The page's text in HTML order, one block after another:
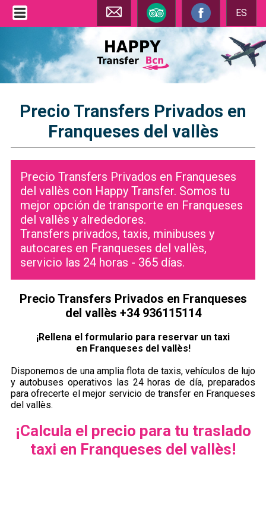
ES
Precio Transfers Privados en
Franqueses del vallès
Precio Transfers Privados en Franqueses
del vallès con Happy Transfer. Somos tu
mejor opción de transporte en Franqueses
del vallès y alrededores.
Transfers privados, taxis, minibuses y
autocares en Franqueses del vallès,
servicio las 24 horas - 365 días.
Precio Transfers Privados en Franqueses
del vallès +34 936115114
¡Rellena el formulario para reservar un taxi
en Franqueses del vallès!
Disponemos de una amplia flota de taxis, vehículos de lujo
y autobuses operativos las 24 horas de día, preparados
para ofrecerte el mejor servicio de transfer en Franqueses
del vallès.
¡Calcula el precio para tu traslado
taxi en Franqueses del vallès!